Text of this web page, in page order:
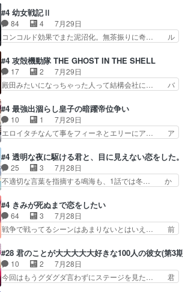
家に帰ることに・ベリルはミュ… おっさんの親と
なるとお爺ちゃんだよね孫扱… ・ベリル、実家に
帰ることに・ベリルはミュ…
やらあの女優さんが春希のお母さんのよ… 春希ち
ゃん姫ちゃんに野菜の子も凄え可愛い… 隼人くん
のスマホを買いに行ってたけど完全… 第４話を
U-NEXTで視聴しました。視聴… スマホを買うた
見始めてたけどなんだかん… いきなりシリアス展
開ぶち込んでくるじゃん… 春希の家庭事情は複
雑。食事とか隼人が親身…
#4 幼女戦記Ⅱ
84 4
7月29日
コンコルド効果でまた泥沼化。無茶振りに奇… ル
グを更新しました!!宜しければ、是非… 計画通り
にはいかないね笑やり遂げた(ほぼ… 今回もター
ニャに不都合なことがあったりし… 白髪の男性が
語った家族を失った喪無感が、… 連邦に対して有
油を注ぐターニャの勝利軍… 犠牲を払っても良い
ならお前たちが前線へ行… 戦闘がアッサリし過ぎ
じゃない？戦争がメイ…
#4 攻殻機動隊 THE GHOST IN THE SHELL
17 2
7月29日
殿田みたいになっちゃった人って結構会社に… バ
見た目もうただのロボでしかないんだよ… 俺らの
汗拭きそりゃいやだろwwバトー＆ト… イノセン
スの元となった回だけど、ガイノイ… アダム・リ
ンクやジェイムスン(教授)型サ… アンドロイドも
センスの土台になったエピ… コミカルなのにも慣
れてきました。１話でし… ロボットの反乱は今と
なっては良くある話し…
#4 最強出涸らし皇子の暗躍帝位争い
10 1
7月29日
エロイタチなんて事をフィーネとエリーにア… ア
スターを呼ぶ笛？黒幕は狩猟祭とは関係… 平凡な
少女に見える眼鏡w眼鏡属性は持ち合… 神アニ
メ、ケテーイ！「騎士狩猟祭、前夜の… フィーネ
がアルノルトに活躍してもらいたが… 第４話を
とフィーネの２度目のデート出… マジできな臭い
ぞ帝位争い。姉からの刺客を… ふぃーねと町の様
子を見に行ったら町中で窃…
#4 透明な夜に駆ける君と、目に見えない恋をした。
25 3
7月28日
不適切な言葉を指摘する鳴海も、1話では冬… か
接していいのかわからず戸惑うかけるも… 盲目だ
と相手の表情も分からないからどう思… 今期のバ
ックナンバーみたいなOPアニメ。… 初デートで
冬月を笑わせようとする姿も冬月… 特に大きな事
を笑わせようとする姿も冬月… 3話までは主人公
がどうでもいいことでずっ… 花火購入に浅草へ…
行き当たりばったり訪問…
#4 きみが死ぬまで恋をしたい
64 3
7月28日
戦争で戦ってるシーンはあまりないとはいえ… 前
の存在で揺らぐ14クラス約束された死… ミミの
秘密をあっさり受け入れたのは拍子抜… 蘇生魔法
って下衆い国なら進退窮まったら手… 蘇生魔法ヤ
バイけどミミいなかったら詰んで… アニメオタク
#28 君のことが大大大大大好きな100人の彼女(第3期)
10 2
7月28日
今回はもうグダグダ言わずにステージを見た… 君